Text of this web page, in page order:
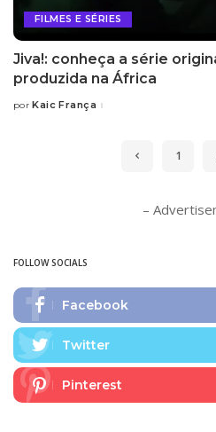
FILMES E SÉRIES
Jiva!: conheça a série
produzida na África
Posted
por Kaic França
1
–
FOLLOW SOCIALS
Facebook
Twitter
Pinterest